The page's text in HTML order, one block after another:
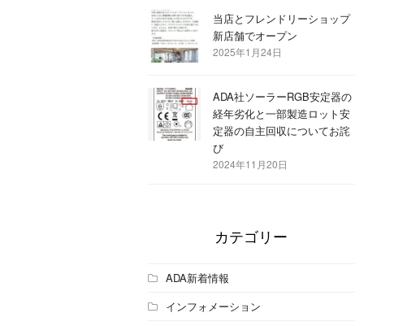
当店とフレンドリーショップ
新店舗でオープン
2025年1月24日
ADA社ソーラーRGB安定器の
経年劣化と一部製造ロット安
定器の自主回収についてお詫
び
2024年11月20日
カテゴリー
ADA新着情報
インフォメーション